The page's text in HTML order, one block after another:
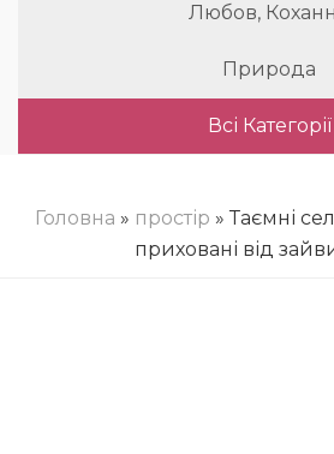
Любов,
Природа
Всі Категорії
Головна » простір » Таємні
приховані від